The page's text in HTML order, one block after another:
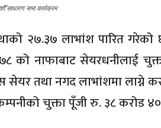
साधारण सभा कार्यक्रम
२७.३७ लाभांश पारित
को नाफाबाट सेयरधनीलाई
सेयर तथा नगद लाभांशमा लाग्ने
चुक्ता पूँजी रु. ३८ करोड